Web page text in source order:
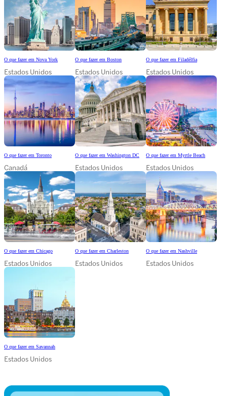
O que fazer em Nova York
Estados Unidos
O que fazer em Boston
Estados Unidos
O que fazer em Filadélfia
Estados Unidos
O que fazer em Toronto
Canadá
O que fazer em Washington DC
Estados Unidos
O que fazer em Myrtle Beach
Estados Unidos
O que fazer em Chicago
Estados Unidos
O que fazer em Charleston
Estados Unidos
O que fazer em Nashville
Estados Unidos
O que fazer em Savannah
Estados Unidos